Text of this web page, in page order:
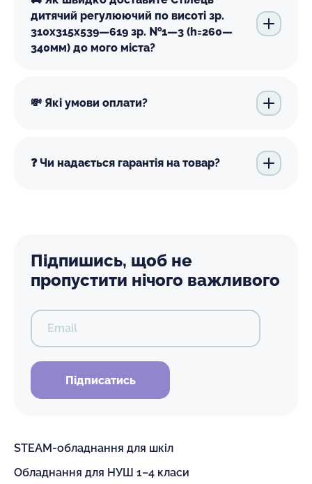
дитячий регулюючий по висоті зр.
310х315х539—619 зр. №1—3 (h=260—
340мм) до мого міста?
💸 Які умови оплати?
❓ Чи надається гарантія на товар?
Підпишись, щоб не
пропустити нічого важливого
Email
Підписатись
STEAM-обладнання для шкіл
Обладнання для НУШ 1–4 класи